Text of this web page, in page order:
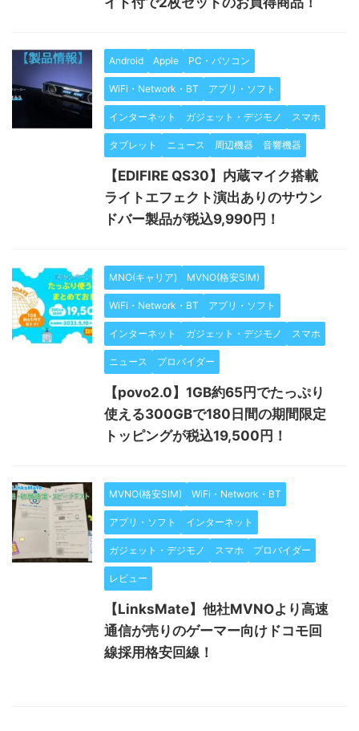
Android Apple PC・パソコン
WiFi・Network・BT アプリ・ソフト
インターネット ガジェット・デジモノ スマホ
タブレット ニュース 周辺機器 音響機器
【EDIFIRE QS30】内蔵マイク搭載
ライトエフェクト演出ありのサウン
ドバー製品が税込9,990円！
MNO(キャリア) MVNO(格安SIM)
WiFi・Network・BT アプリ・ソフト
インターネット ガジェット・デジモノ スマホ
ニュース プロバイダー
【povo2.0】1GB約65円でたっぷり
使える300GBで180日間の期間限定
トッピングが税込19,500円！
MVNO(格安SIM) WiFi・Network・BT
アプリ・ソフト インターネット
ガジェット・デジモノ スマホ プロバイダー
レビュー
【LinksMate】他社MVNOより高速
通信が売りのゲーマー向けドコモ回
線採用格安回線！